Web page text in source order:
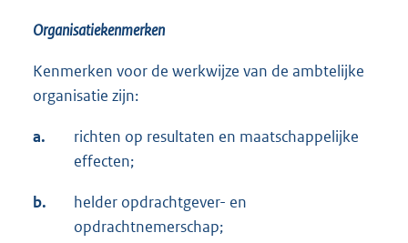
Organisatiekenmerken
Kenmerken voor de werkwijze van de ambtelijke
organisatie zijn:
a.
richten op resultaten en maatschappelijke
effecten;
b.
helder opdrachtgever- en
opdrachtnemerschap;